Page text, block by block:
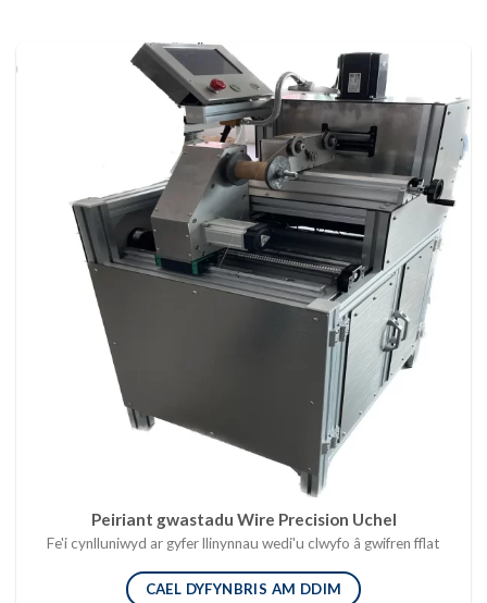
Peiriant gwastadu Wire Precision Uchel
Fe'i cynlluniwyd ar gyfer llinynnau wedi'u clwyfo â gwifren fflat
CAEL DYFYNBRIS AM DDIM